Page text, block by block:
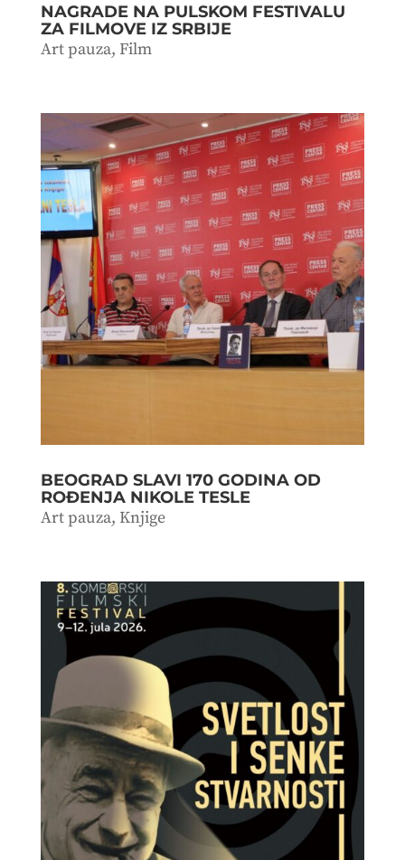
NAGRADE NA PULSKOM FESTIVALU
ZA FILMOVE IZ SRBIJE
Art pauza, Film
BEOGRAD SLAVI 170 GODINA OD
ROĐENJA NIKOLE TESLE
Art pauza, Knjige